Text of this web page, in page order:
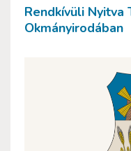
Rendkívüli Nyitva
Okmányirodában